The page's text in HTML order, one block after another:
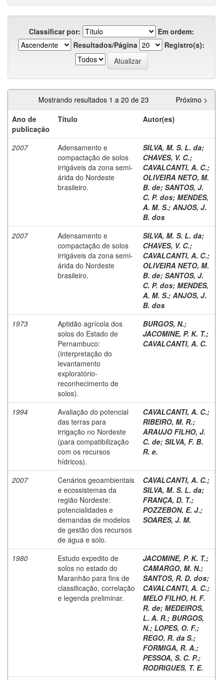
Classificar por:
Em ordem:
Resultados/Página
Registro(s):
Mostrando resultados 1 a 20 de 23
Próximo >
Ano de
publicação
Título Autor(es)
2007
Adensamento e
compactação de solos
irrigáveis da zona semi-
árida do Nordeste
brasileiro.
SILVA, M. S. L. da;
CHAVES, V. C.;
CAVALCANTI, A. C.;
OLIVEIRA NETO, M.
B. de; SANTOS, J.
C. P. dos; MENDES,
A. M. S.; ANJOS, J.
B. dos
2007
Adensamento e
compactação de solos
irrigáveis da zona semi-
árida do Nordeste
brasileiro.
SILVA, M. S. L. da;
CHAVES, V. C.;
CAVALCANTI, A. C.;
OLIVEIRA NETO, M.
B. de; SANTOS, J.
C. P. dos; MENDES,
A. M. S.; ANJOS, J.
B. dos
1973
Aptidão agrícola dos
solos do Estado de
Pernambuco:
(interpretação do
levantamento
exploratório-
reconhecimento de
solos).
BURGOS, N.;
JACOMINE, P. K. T.;
CAVALCANTI, A. C.
1994
Avaliação do potencial
das terras para
irrigação no Nordeste
(para compatibilização
com os recursos
hídricos).
CAVALCANTI, A. C.;
RIBEIRO, M. R.;
ARAUJO FILHO, J.
C. de; SILVA, F. B.
R. e.
2007
Cenários geoambientais
e ecossistemas da
região Nordeste:
potencialidades e
demandas de modelos
de gestão dos recursos
de água e solo.
CAVALCANTI, A. C.;
SILVA, M. S. L. da;
FRANÇA, D. T.;
POZZEBON, E. J.;
SOARES, J. M.
1980
Estudo expedito de
solos no estado do
Maranhão para fins de
classificação, correlação
e legenda preliminar.
JACOMINE, P. K. T.;
CAMARGO, M. N.;
SANTOS, R. D. dos;
CAVALCANTI, A. C.;
MELO FILHO, H. F.
R. de; MEDEIROS,
L. A. R.; BURGOS,
N.; LOPES, O. F.;
REGO, R. da S.;
FORMIGA, R. A.;
PESSOA, S. C. P.;
RODRIGUES, T. E.